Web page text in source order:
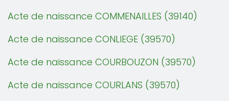
Acte de naissance COMMENAILLES (39140)
Acte de naissance CONLIEGE (39570)
Acte de naissance COURBOUZON (39570)
Acte de naissance COURLANS (39570)